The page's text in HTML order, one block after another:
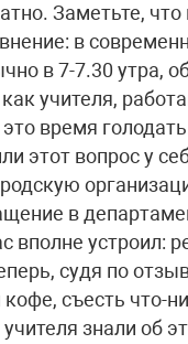
Заметьте,
в
в 7-7.30 утра,
как учителя,
это время
этот вопрос у
в
вполне устроил:
судя по
съесть что-
знали об